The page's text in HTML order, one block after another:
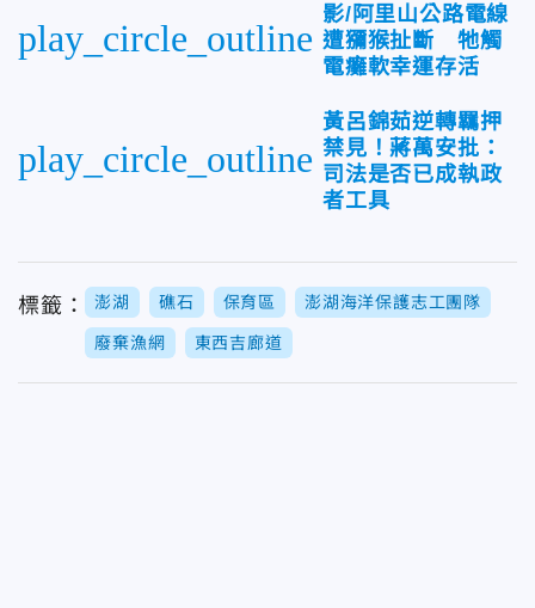
play_circle_outline
影/阿里山公路電線
遭獼猴扯斷 牠觸
電癱軟幸運存活
play_circle_outline
黃呂錦茹逆轉羈押
禁見！蔣萬安批：
司法是否已成執政
者工具
標籤： 澎湖 礁石 保育區 澎湖海洋保護志工團隊
廢棄漁網 東西吉廊道